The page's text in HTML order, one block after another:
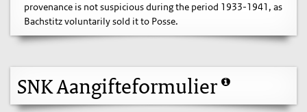
provenance is not suspicious during the period 1933-1941, as
Bachstitz voluntarily sold it to Posse.
SNK Aangifteformulier